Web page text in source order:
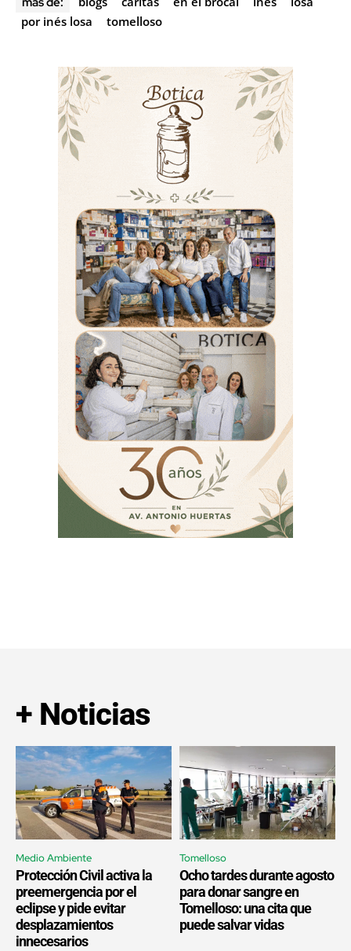
por inés losa
tomelloso
+ Noticias
Medio Ambiente
Protección Civil activa la
preemergencia por el
eclipse y pide evitar
desplazamientos
innecesarios
Tomelloso
Ocho tardes durante agosto
para donar sangre en
Tomelloso: una cita que
puede salvar vidas